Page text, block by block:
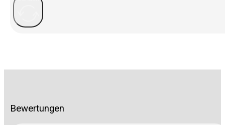
Bewertungen